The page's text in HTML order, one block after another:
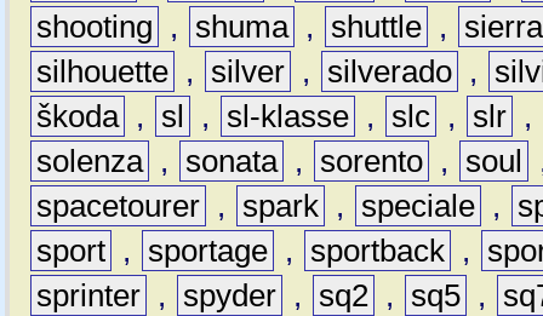
shooting
, shuma , shuttle ,
sierra
silhouette , silver , silverado ,
škoda , sl , sl-klasse , slc , slr ,
solenza , sonata , sorento , soul
spacetourer , spark , speciale ,
sport , sportage , sportback ,
sprinter , spyder , sq2 , sq5 ,